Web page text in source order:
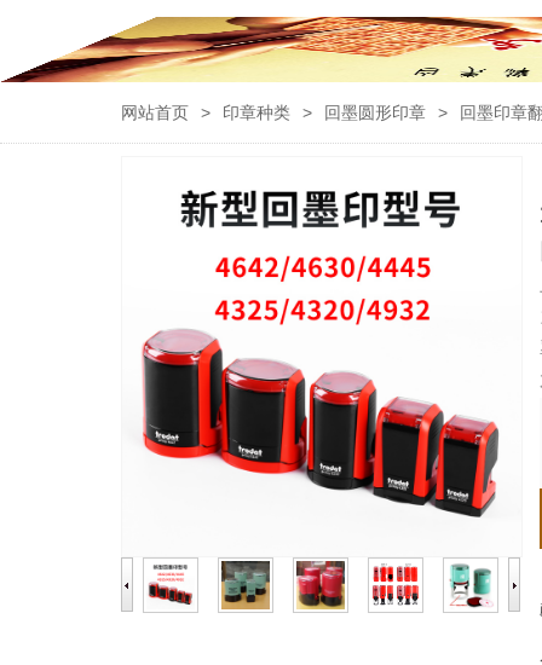
网站首页 > 印章种类 > 回墨圆形印章 > 回墨印章